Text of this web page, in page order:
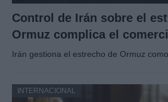
Control de Irán sobre el
Ormuz complica el
Irán gestiona el estrecho de Ormuz
INTERNACIONAL